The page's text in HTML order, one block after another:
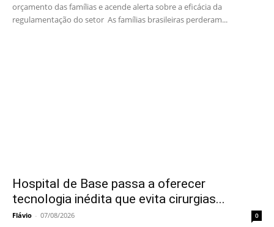
orçamento das famílias e acende alerta sobre a eficácia da
regulamentação do setor As famílias brasileiras perderam...
Hospital de Base passa a oferecer
tecnologia inédita que evita cirurgias...
Flávio - 07/08/2026 0